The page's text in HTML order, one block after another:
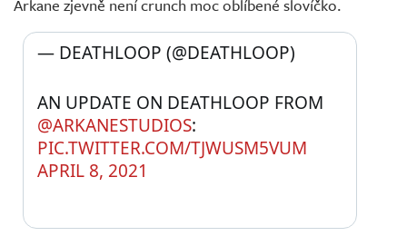
Arkane zjevně není crunch moc oblíbené slovíčko.
@ARKANESTUDIOS
PIC.TWITTER.COM/TJWUSM5VUM
— DEATHLOOP (@DEATHLOOP)
APRIL 8, 2021